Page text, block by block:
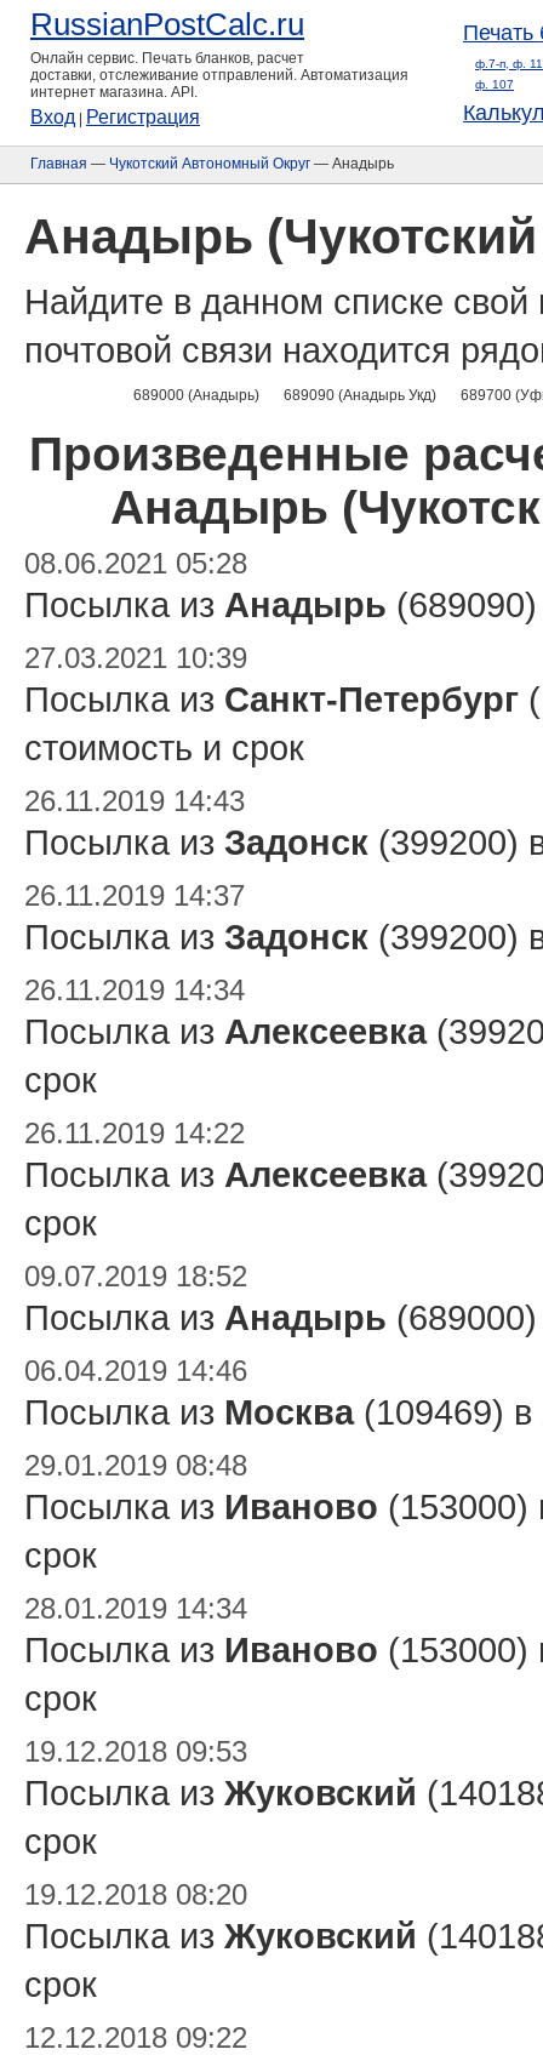
RussianPostCalc.ru
Онлайн сервис. Печать бланков, расчет
доставки, отслеживание отправлений. Автоматизация
интернет магазина. API.
Вход Регистрация
Печать
ф.7-п, ф.
ф. 107
Главная — Чукотский Автономный Округ — Анадырь
Анадырь
Найдите в данном списке
почтовой связи находится
689000 (Анадырь) 689090 (Анадырь Укд) 689700
Произведенные
Анадырь
08.06.2021 05:28
Посылка из Анадырь
27.03.2021 10:39
Посылка из Санкт-Петербург
стоимость и срок
26.11.2019 14:43
Посылка из Задонск (399200)
26.11.2019 14:37
Посылка из Задонск (399200)
26.11.2019 14:34
Посылка из Алексеевка
срок
26.11.2019 14:22
Посылка из Алексеевка
срок
09.07.2019 18:52
Посылка из Анадырь
06.04.2019 14:46
Посылка из Москва(109469) в
29.01.2019 08:48
Посылка из Иваново
срок
28.01.2019 14:34
Посылка из Иваново
срок
19.12.2018 09:53
Посылка из Жуковский
срок
19.12.2018 08:20
Посылка из Жуковский
срок
12.12.2018 09:22